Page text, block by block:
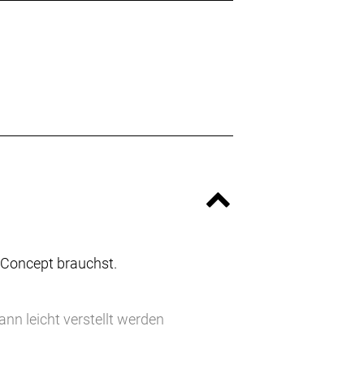
brauchst.
leicht verstellt werden